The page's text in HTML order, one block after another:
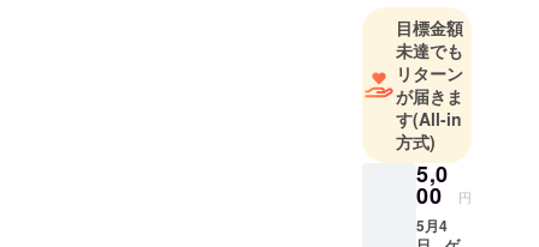
開発、独自
コンクール
開催、留学
サポートな
どを提供し
ておりま
私たちは、
目標金額
未達でも
リターン
が届きま
す(All-in
方式)
5,0
00 円
5月4